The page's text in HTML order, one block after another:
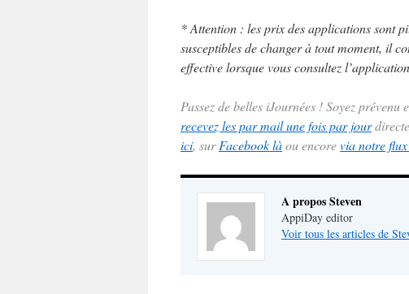
* Attention : les prix des applications sont
susceptibles de changer à tout moment, il
effective lorsque vous consultez
Passez de belles iJournées ! Soyez
recevez les par mail une fois par jour
ici, surFacebook làou encorevia notre flux
A propos Steven
AppiDay editor
Voir tous les articles de